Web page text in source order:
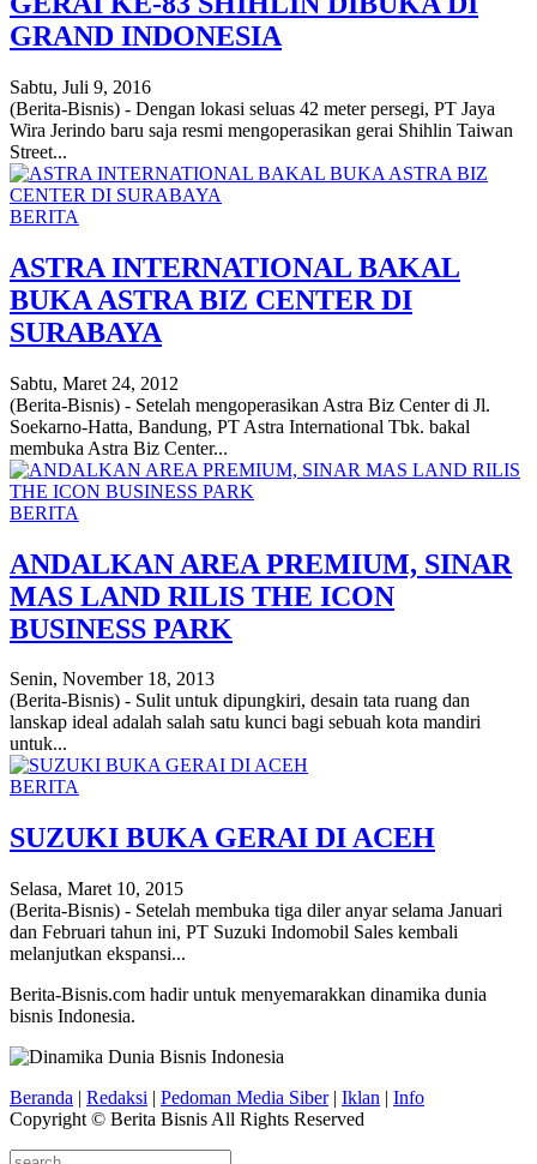
GRAND INDONESIA
Sabtu, Juli 9, 2016
(Berita-Bisnis) - Dengan lokasi seluas 42 meter persegi, PT Jaya
Wira Jerindo baru saja resmi mengoperasikan gerai Shihlin Taiwan
Street...
BERITA
ASTRA INTERNATIONAL BAKAL
BUKA ASTRA BIZ CENTER DI
SURABAYA
Sabtu, Maret 24, 2012
(Berita-Bisnis) - Setelah mengoperasikan Astra Biz Center di Jl.
Soekarno-Hatta, Bandung, PT Astra International Tbk. bakal
membuka Astra Biz Center...
BERITA
ANDALKAN AREA PREMIUM, SINAR
MAS LAND RILIS THE ICON
BUSINESS PARK
Senin, November 18, 2013
(Berita-Bisnis) - Sulit untuk dipungkiri, desain tata ruang dan
lanskap ideal adalah salah satu kunci bagi sebuah kota mandiri
untuk...
BERITA
SUZUKI BUKA GERAI DI ACEH
Selasa, Maret 10, 2015
(Berita-Bisnis) - Setelah membuka tiga diler anyar selama Januari
dan Februari tahun ini, PT Suzuki Indomobil Sales kembali
melanjutkan ekspansi...
Berita-Bisnis.com hadir untuk menyemarakkan dinamika dunia
bisnis Indonesia.
Beranda | Redaksi | Pedoman Media Siber| Iklan | Info
Copyright © Berita Bisnis All Rights Reserved